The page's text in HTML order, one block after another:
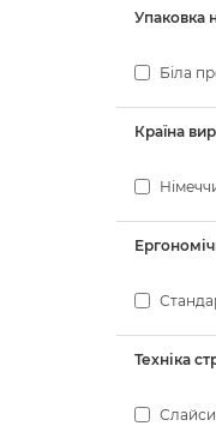
Упаковка
Біла
Країна
Техніка